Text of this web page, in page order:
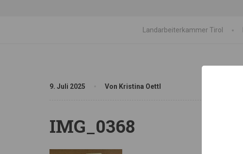
Landarbeiterkammer Tirol
9. Juli 2025 Von Kristina Oettl
IMG_0368